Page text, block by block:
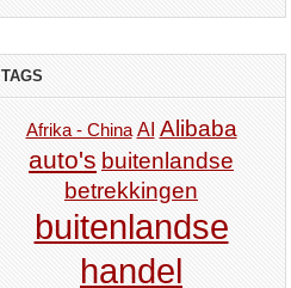
TAGS
Afrika - China AI Alibaba
auto's buitenlandse
betrekkingen
buitenlandse
handel